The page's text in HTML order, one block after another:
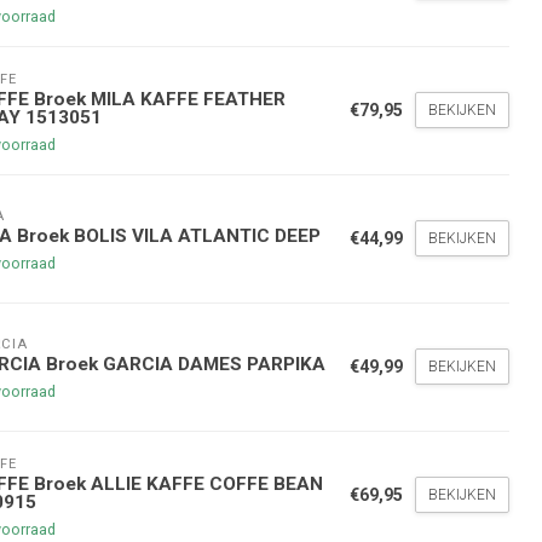
Broek MILA KAFFE FEATHER
1513051
€79,95 BEKIJKEN
Broek BOLIS VILA ATLANTIC DEEP €44,99 BEKIJKEN
Broek GARCIA DAMES PARPIKA €49,99 BEKIJKEN
Broek ALLIE KAFFE COFFE BEAN
€69,95 BEKIJKEN
bestelling
van €45,00